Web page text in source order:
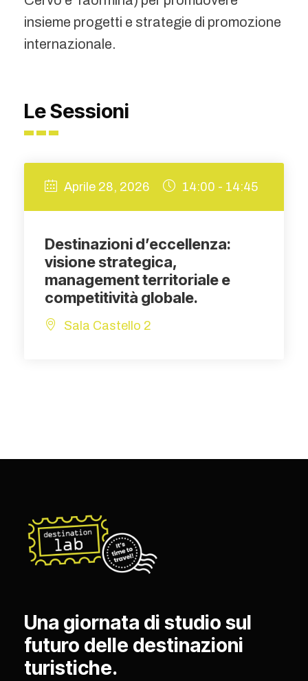
insieme progetti e strategie di promozione
internazionale.
Le Sessioni
Aprile 28, 2026 14:00 - 14:45
Destinazioni d’eccellenza:
visione strategica,
management territoriale e
competitività globale.
Sala Castello 2
Una giornata di studio sul
futuro delle destinazioni
turistiche.